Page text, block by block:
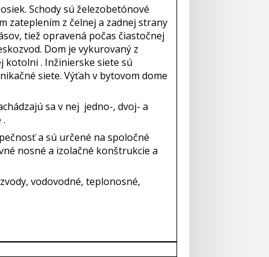
Schody sú železobetónové
zateplením z čelnej a zadnej strany
tiež opravená počas čiastočnej
Dom je vykurovaný z
kotolni . Inžinierske siete sú
siete. Výťah v bytovom dome
sa v nej jedno-, dvoj- a
a sú určené na spoločné
nosné a izolačné konštrukcie a
vodovodné, teplonosné,